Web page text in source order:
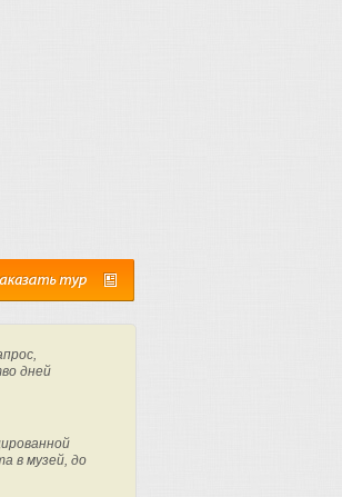
дней
в музей, до